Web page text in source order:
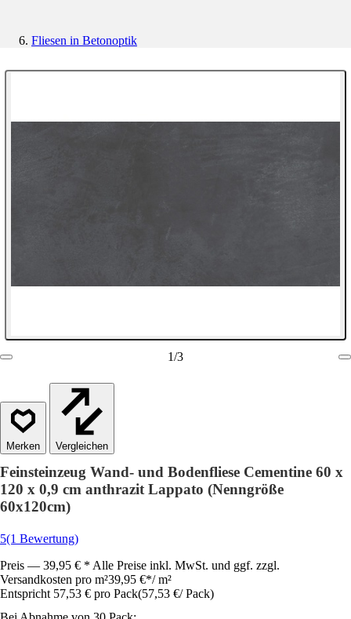
Fliesen in Betonoptik
1/3
Vergleichen
Feinsteinzeug Wand- und Bodenfliese Cementine 60 x
120 x 0,9 cm anthrazit Lappato (Nenngröße
60x120cm)
5(1 Bewertung)
Preis — 39,95 € * Alle Preise inkl. MwSt. und ggf. zzgl.
Versandkosten pro m²39,95 €*/ m²
Entspricht 57,53 € pro Pack(57,53 €/ Pack)